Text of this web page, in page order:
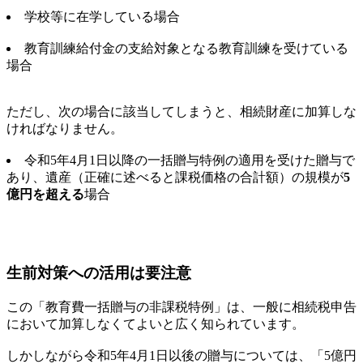
学校等に在学している場合
教育訓練給付金の支給対象となる教育訓練を受けている
場合
ただし、次の場合に該当してしまうと、相続財産に加算しな
ければなりません。
令和5年4月1日以降の一括贈与特例の適用を受けた贈与で
あり、遺産（正確に述べると課税価格の合計額）の規模が5
億円を超える場合
生前対策への活用は要注意
この「教育費一括贈与の非課税特例」は、一般に相続税申告
において加算しなくてよいと広く知られています。
しかしながら令和5年4月1日以後の贈与については、「5億円